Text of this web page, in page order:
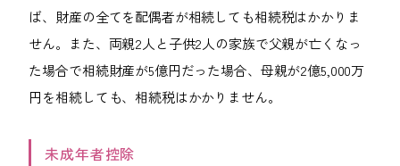
ば、財産の全てを配偶者が相続しても相続税はかかりま
せん。また、両親2人と子供2人の家族で父親が亡くなっ
た場合で相続財産が5億円だった場合、母親が2億5,000万
円を相続しても、相続税はかかりません。
未成年者控除